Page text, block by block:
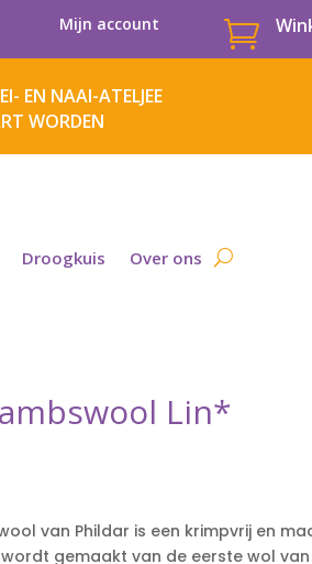
Mijn account 
EN NAAI-ATELJEE
WORDEN
Droogkuis Over ons
Lin*
van Phildar is een krimpvrij en
gemaakt van de eerste wol